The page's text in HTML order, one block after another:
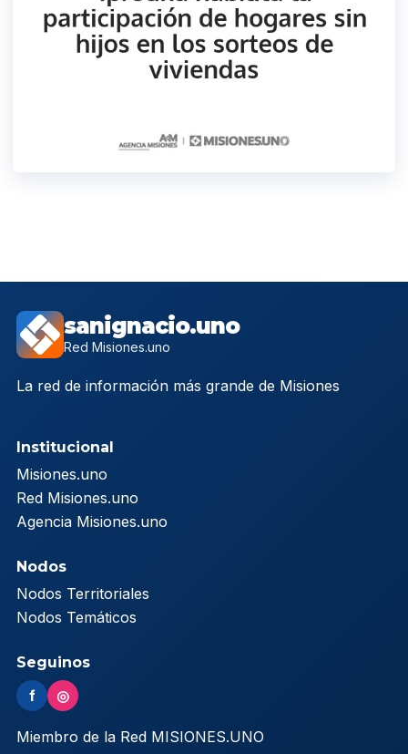
sanignacio.uno
Red Misiones.uno
La red de información más grande de Misiones
Institucional
Misiones.uno
Red Misiones.uno
Agencia Misiones.uno
Nodos
Nodos Territoriales
Nodos Temáticos
Seguinos
f ◎
Miembro de la Red MISIONES.UNO